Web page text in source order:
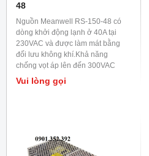
48
Nguồn Meanwell RS-150-48 có
dòng khởi động lạnh ở 40A tại
230VAC và được làm mát bằng
đối lưu không khí.Khả năng
chống vọt áp lên đến 300VAC
trong 5 giây.
Vui lòng gọi